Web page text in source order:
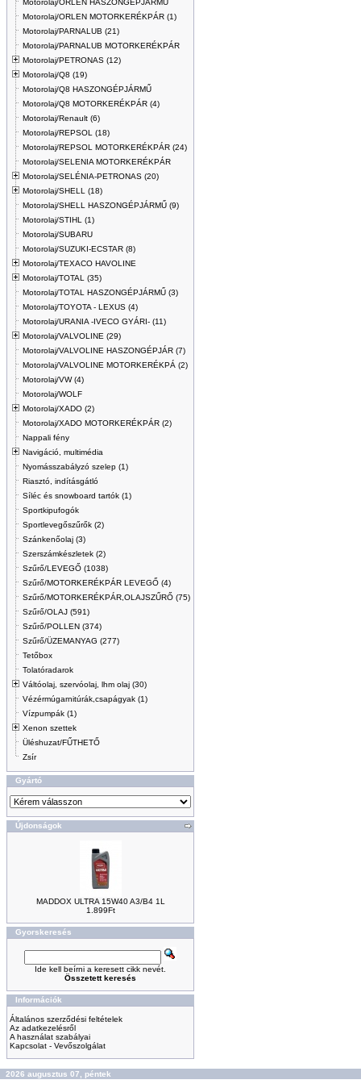
Motorolaj/ORLEN HASZONGÉPJÁRMŰ
Motorolaj/ORLEN MOTORKERÉKPÁR (1)
Motorolaj/PARNALUB (21)
Motorolaj/PARNALUB MOTORKERÉKPÁR
Motorolaj/PETRONAS (12)
Motorolaj/Q8 (19)
Motorolaj/Q8 HASZONGÉPJÁRMŰ
Motorolaj/Q8 MOTORKERÉKPÁR (4)
Motorolaj/Renault (6)
Motorolaj/REPSOL (18)
Motorolaj/REPSOL MOTORKERÉKPÁR (24)
Motorolaj/SELENIA MOTORKERÉKPÁR
Motorolaj/SELÉNIA-PETRONAS (20)
Motorolaj/SHELL (18)
Motorolaj/SHELL HASZONGÉPJÁRMŰ (9)
Motorolaj/STIHL (1)
Motorolaj/SUBARU
Motorolaj/SUZUKI-ECSTAR (8)
Motorolaj/TEXACO HAVOLINE
Motorolaj/TOTAL (35)
Motorolaj/TOTAL HASZONGÉPJÁRMŰ (3)
Motorolaj/TOYOTA - LEXUS (4)
Motorolaj/URANIA -IVECO GYÁRI- (11)
Motorolaj/VALVOLINE (29)
Motorolaj/VALVOLINE HASZONGÉPJÁR (7)
Motorolaj/VALVOLINE MOTORKERÉKPÁ (2)
Motorolaj/VW (4)
Motorolaj/WOLF
Motorolaj/XADO (2)
Motorolaj/XADO MOTORKERÉKPÁR (2)
Nappali fény
Navigáció, multimédia
Nyomásszabályzó szelep (1)
Riasztó, indításgátló
Síléc és snowboard tartók (1)
Sportkipufogók
Sportlevegőszűrők (2)
Szánkenőolaj (3)
Szerszámkészletek (2)
Szűrő/LEVEGŐ (1038)
Szűrő/MOTORKERÉKPÁR LEVEGŐ (4)
Szűrő/MOTORKERÉKPÁR,OLAJSZŰRŐ (75)
Szűrő/OLAJ (591)
Szűrő/POLLEN (374)
Szűrő/ÜZEMANYAG (277)
Tetőbox
Tolatóradarok
Váltóolaj, szervóolaj, lhm olaj (30)
Vézérmúgarnitúrák,csapágyak (1)
Vízpumpák (1)
Xenon szettek
Üléshuzat/FŰTHETŐ
Zsír
Gyártó
Újdonságok
MADDOX ULTRA 15W40 A3/B4 1L
1.899Ft
Gyorskeresés
Ide kell beírni a keresett cikk nevét.
Összetett keresés
Információk
Általános szerződési feltételek
Az adatkezelésről
A használat szabályai
Kapcsolat - Vevőszolgálat
2026 augusztus 07, péntek